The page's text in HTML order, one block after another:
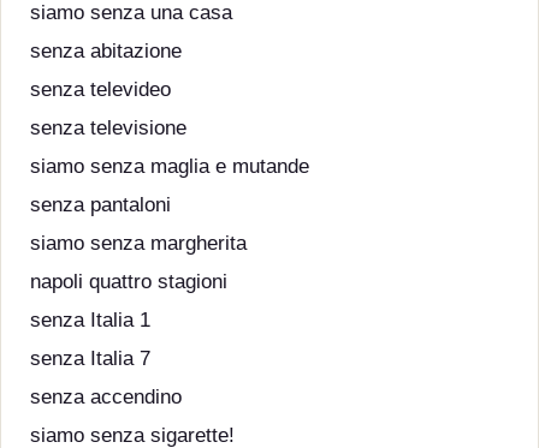
siamo senza una casa
senza abitazione
senza televideo
senza televisione
siamo senza maglia e mutande
senza pantaloni
siamo senza margherita
napoli quattro stagioni
senza Italia 1
senza Italia 7
senza accendino
siamo senza sigarette!